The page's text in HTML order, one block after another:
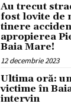
Au trecut
fost lovite de
tinere
apropierea
Baia Mare!
12 decembrie 2023
Ultima oră:
victime în
intervin